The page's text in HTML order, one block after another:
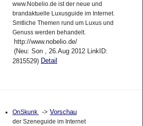
www.Nobelio.de ist der neue und
brandaktuelle Luxusguide im Internet.
Smtliche Themen rund um Luxus und
Genuss werden behandelt.
http://www.nobelio.de/
(Neu: Son , 26.Aug 2012 LinkID:
2815529) Detail
OnSkunk -> Vorschau
der Szeneguide im Internet